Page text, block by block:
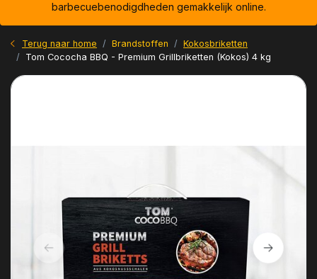
barbecuebenodigdheden gemakkelijk online.
Terug naar home Brandstoffen
Kokosbriketten
Tom Cococha BBQ - Premium Grillbriketten (Kokos) 4 kg